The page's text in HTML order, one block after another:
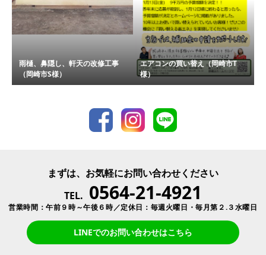
雨樋、鼻隠し、軒天の改修工事
（岡崎市S様）
エアコンの買い替え（岡崎市T
様）
まずは、お気軽にお問い合わせください
TEL. 0564-21-4921
営業時間：午前９時～午後６時／定休日：毎週火曜日・毎月第２.３水曜日
LINEでのお問い合わせはこちら